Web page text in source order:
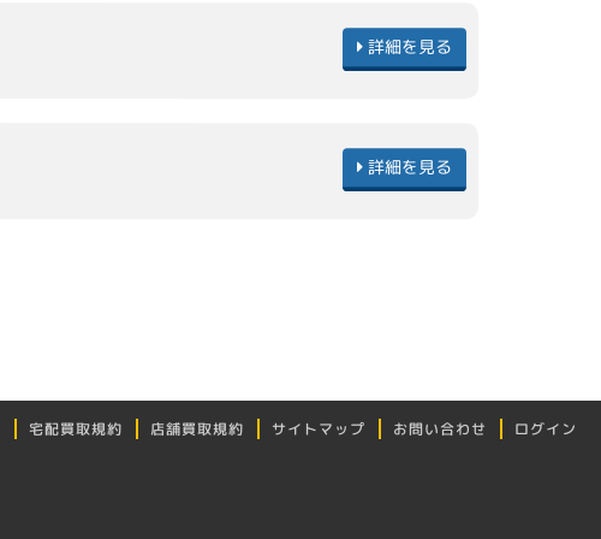
詳細を見る
詳細を見る
宅配買取規約 店舗買取規約 サイトマップ お問い合わせ ログイン